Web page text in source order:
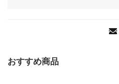
おすすめ商品